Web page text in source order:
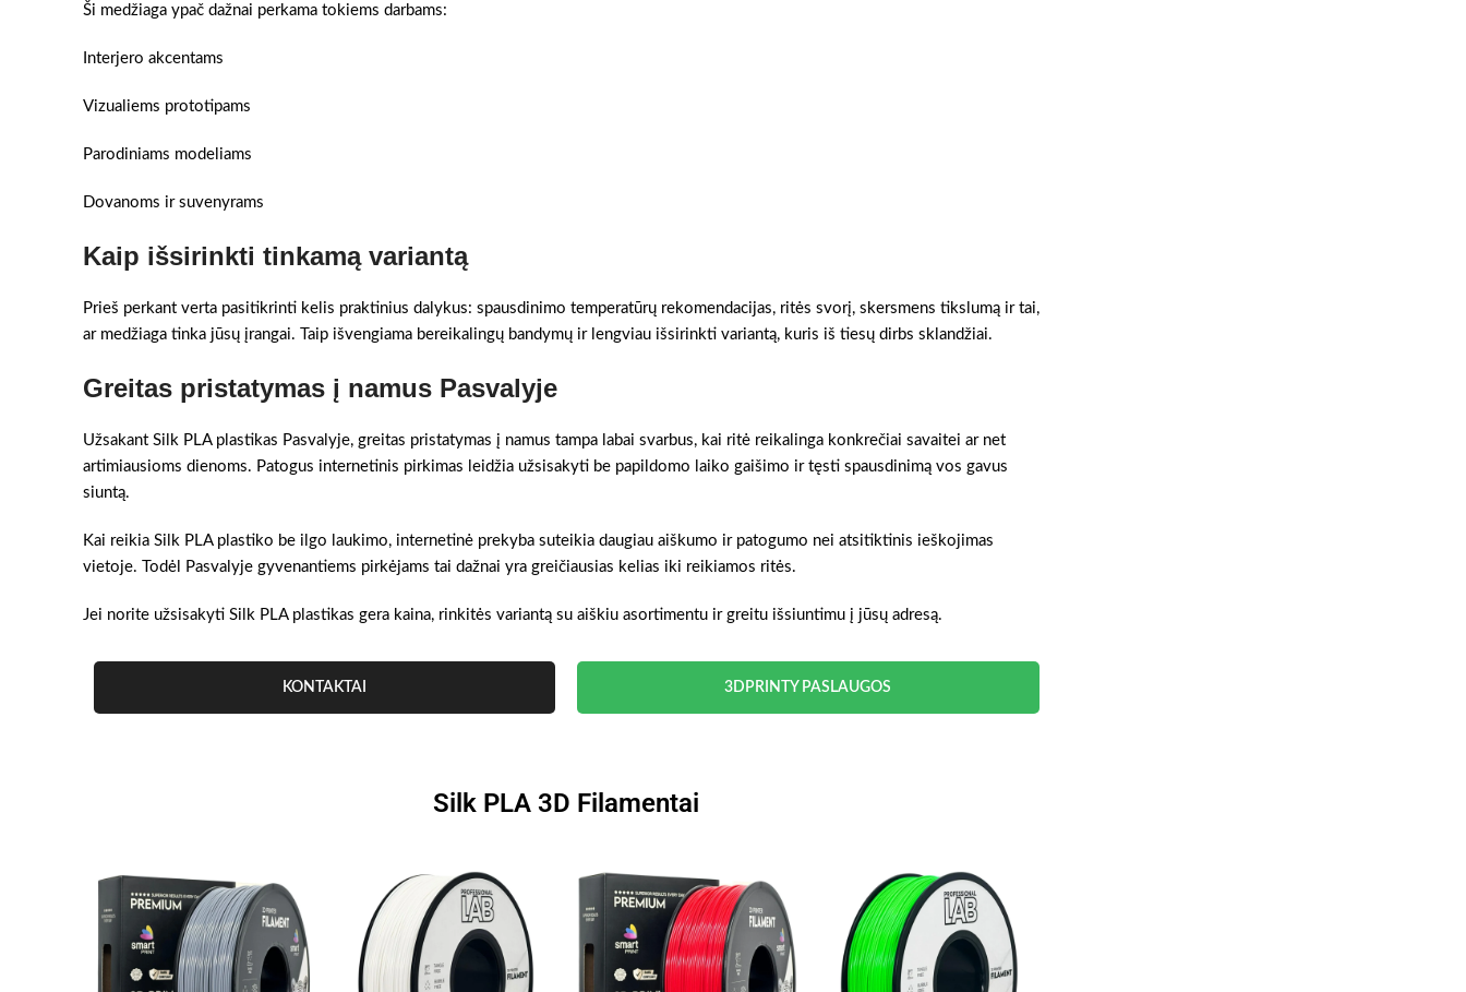
Ši medžiaga ypač dažnai perkama tokiems darbams:
Interjero akcentams
Vizualiems prototipams
Parodiniams modeliams
Dovanoms ir suvenyrams
Kaip išsirinkti tinkamą variantą
Prieš perkant verta pasitikrinti kelis praktinius dalykus: spausdinimo temperatūrų rekomendacijas, ritės svorį, skersmens tikslumą ir tai,
ar medžiaga tinka jūsų įrangai. Taip išvengiama bereikalingų bandymų ir lengviau išsirinkti variantą, kuris iš tiesų dirbs sklandžiai.
Greitas pristatymas į namus Pasvalyje
Užsakant Silk PLA plastikas Pasvalyje, greitas pristatymas į namus tampa labai svarbus, kai ritė reikalinga konkrečiai savaitei ar net
artimiausioms dienoms. Patogus internetinis pirkimas leidžia užsisakyti be papildomo laiko gaišimo ir tęsti spausdinimą vos gavus
siuntą.
Kai reikia Silk PLA plastiko be ilgo laukimo, internetinė prekyba suteikia daugiau aiškumo ir patogumo nei atsitiktinis ieškojimas
vietoje. Todėl Pasvalyje gyvenantiems pirkėjams tai dažnai yra greičiausias kelias iki reikiamos ritės.
Jei norite užsisakyti Silk PLA plastikas gera kaina, rinkitės variantą su aiškiu asortimentu ir greitu išsiuntimu į jūsų adresą.
KONTAKTAI 3DPRINTY PASLAUGOS
Silk PLA 3D Filamentai